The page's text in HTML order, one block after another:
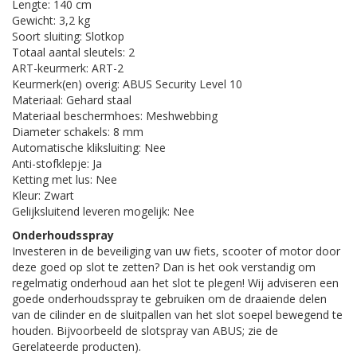
Lengte: 140 cm
Gewicht: 3,2 kg
Soort sluiting: Slotkop
Totaal aantal sleutels: 2
ART-keurmerk: ART-2
Keurmerk(en) overig: ABUS Security Level 10
Materiaal: Gehard staal
Materiaal beschermhoes: Meshwebbing
Diameter schakels: 8 mm
Automatische kliksluiting: Nee
Anti-stofklepje: Ja
Ketting met lus: Nee
Kleur: Zwart
Gelijksluitend leveren mogelijk: Nee
Onderhoudsspray
Investeren in de beveiliging van uw fiets, scooter of motor door
deze goed op slot te zetten? Dan is het ook verstandig om
regelmatig onderhoud aan het slot te plegen! Wij adviseren een
goede onderhoudsspray te gebruiken om de draaiende delen
van de cilinder en de sluitpallen van het slot soepel bewegend te
houden. Bijvoorbeeld de slotspray van ABUS; zie de
Gerelateerde producten).